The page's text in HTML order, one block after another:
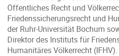
Öffentliches Recht und
Friedenssicherungsrecht und
der Ruhr-Universität Bochum
Direktor des Instituts für
Humanitäres Völkerrecht (IFHV).